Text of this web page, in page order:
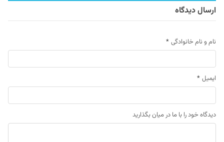
ارسال دیدگاه
نام و نام خانوادگی *
ایمیل *
دیدگاه خود را با ما در میان بگذارید